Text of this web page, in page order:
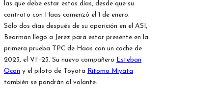
las que debe estar estos días, desde que su
contrato con Haas comenzó el 1 de enero.
Sólo dos días después de su aparición en el ASI,
Bearman llegó a Jerez para estar presente en la
primera prueba TPC de Haas con un coche de
2023, el VF-23. Su nuevo compañero
Esteban
Ocon y el piloto de Toyota
Ritomo Miyata
también se pondrán al volante.